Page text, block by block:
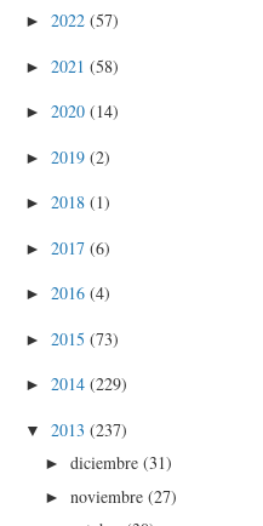
► 2022 (57)
► 2021 (58)
► 2020 (14)
► 2019 (2)
► 2018 (1)
► 2017 (6)
► 2016 (4)
► 2015 (73)
► 2014 (229)
▼ 2013 (237)
►diciembre(31)
►noviembre(27)